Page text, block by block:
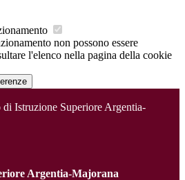
non possono essere
l'elenco nella pagina della cookie
di Istruzione Superiore Argentia-
Argentia-Majorana